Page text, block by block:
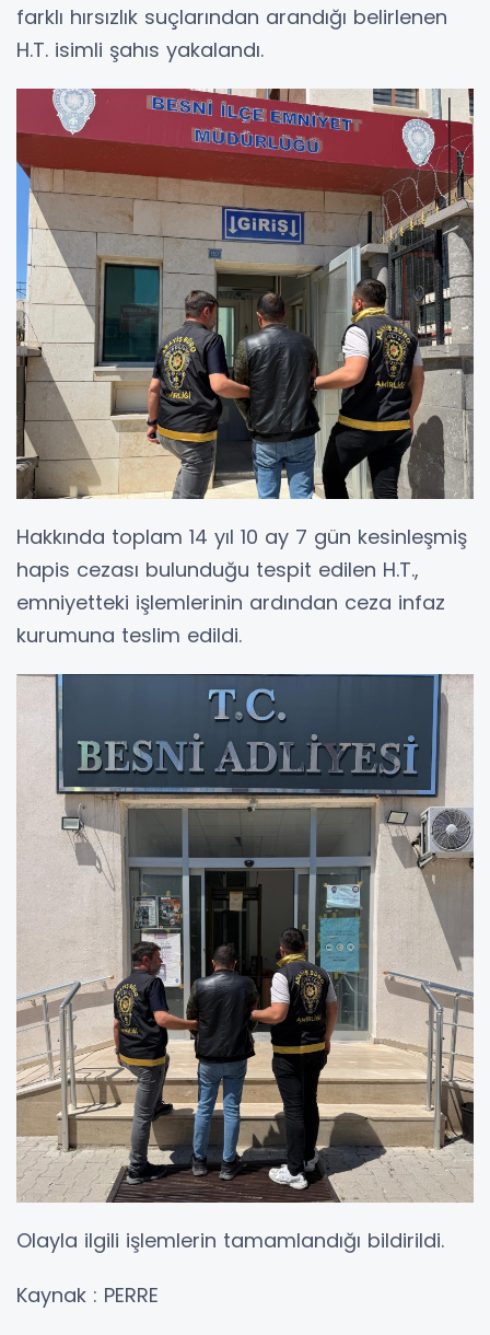
farklı hırsızlık suçlarından arandığı belirlenen
H.T. isimli şahıs yakalandı.
Hakkında toplam 14 yıl 10 ay 7 gün kesinleşmiş
hapis cezası bulunduğu tespit edilen H.T.,
emniyetteki işlemlerinin ardından ceza infaz
kurumuna teslim edildi.
Olayla ilgili işlemlerin tamamlandığı bildirildi.
Kaynak : PERRE